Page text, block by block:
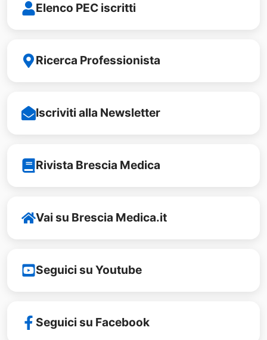
Elenco PEC iscritti
Ricerca Professionista
Iscriviti alla Newsletter
Rivista Brescia Medica
Vai su Brescia Medica.it
Seguici su Youtube
Seguici su Facebook